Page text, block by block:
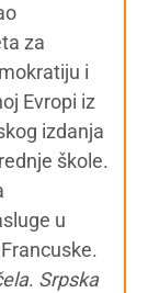
za
i
Evropi iz
izdanja
škole.
u
. Srpska